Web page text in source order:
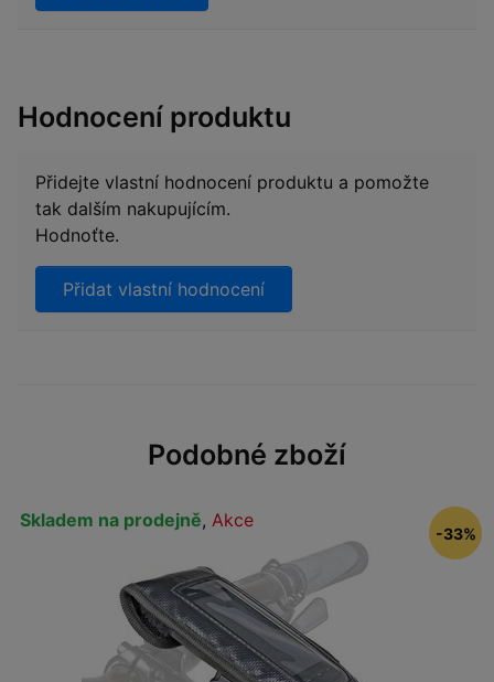
Hodnocení produktu
Přidejte vlastní hodnocení produktu a pomožte
tak dalším nakupujícím.
Hodnoťte.
Přidat vlastní hodnocení
Podobné zboží
Skladem na prodejně, Akce
-33%